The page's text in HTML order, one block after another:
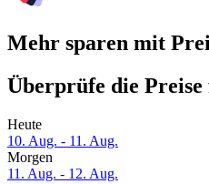
Mehr sparen mit
Überprüfe die Preise
Heute
10. Aug. - 11. Aug.
Morgen
11. Aug. - 12. Aug.